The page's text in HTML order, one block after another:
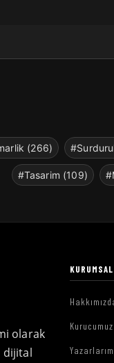
(266)
#Tasarim (109)
olarak
dijital
KURUMSAL
Kurucumuz